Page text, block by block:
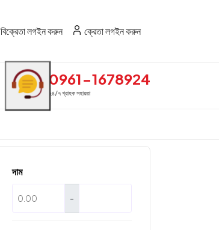
বিক্রেতা লগইন করুন ক্রেতা লগইন করুন
0961-1678924
২৪/৭ গ্রাহক সহায়তা
দাম
-